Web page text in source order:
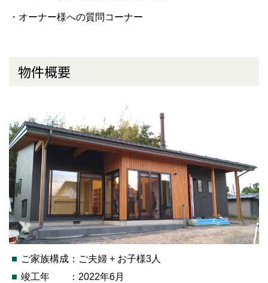
・オーナー様への質問コーナー
物件概要
ご家族構成：ご夫婦 + お子様3人
竣工年 ：2022年6月